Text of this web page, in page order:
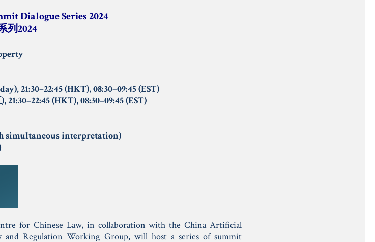
Dialogue Series 2024
列2024
21:30–22:45 (HKT), 08:30–09:45 (EST)
), 21:30–22:45 (HKT), 08:30–09:45 (EST)
simultaneous interpretation)
for Chinese Law, in collaboration with the China Artificial
and Regulation Working Group, will host a series of summit